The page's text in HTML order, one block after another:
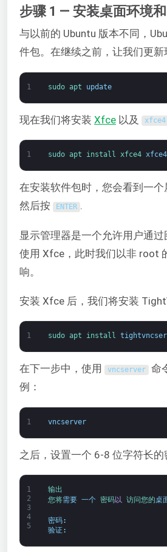
步骤 1 — 安装桌面环境
与以前的 Ubuntu 版本不同，
件包。在继续之前，让我们更新
1 sudo apt update
现在我们将安装 Xfce 以及 xfce4
1 sudo apt install xfce4 xfce4
在安装软件包时，您会看到一
然后按
ENTER .
显示管理器是一个允许用户通
使用 Xfce，此时我们以非 root
响。
安装 Xfce 后，我们将安装
1 sudo apt install
在下一步中，使用 vncserver 命
例：
1 vncserver
之后，设置一个 6-8 位字符长
1
2
3
4
5
输出
您将需要 一个 密码以 访问您的桌
密码:
验证: